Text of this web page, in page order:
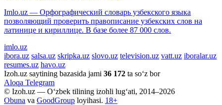
Imlo.uz — Орфографический словарь узбекского языка
позволяющий проверить правописание узбекских слов на
латинице и кириллице. В базе более 87 000 слов.
imlo.uz
ibora.uz salsa.uz skripka.uz slovo.uz television.uz vatt.uz iboralar.uz
resumes.uz havo.uz
Izoh.uz saytining bazasida jami 36 172 ta so‘z bor
Aloqa Telegram
© Izoh.uz — O‘zbek tilining izohli lug‘ati, 2014–2026
Obuna va GoodGroup loyihasi. 18+